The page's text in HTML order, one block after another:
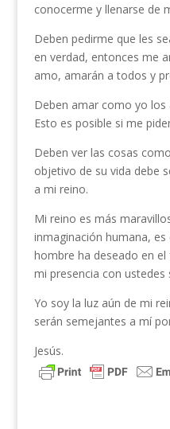
conocerme y llenarse de
Deben pedirme que les
en verdad, entonces me
amo, amarán a todos y
Deben amar como yo
Esto es posible si me
Deben ver las cosas
objetivo de su vida debe
a mi reino.
Mi reino es más
inmaginación humana,
hombre ha deseado en
mi presencia con ustedes
Yo soy la luz aún de mi
serán semejantes a mí
Jesús.